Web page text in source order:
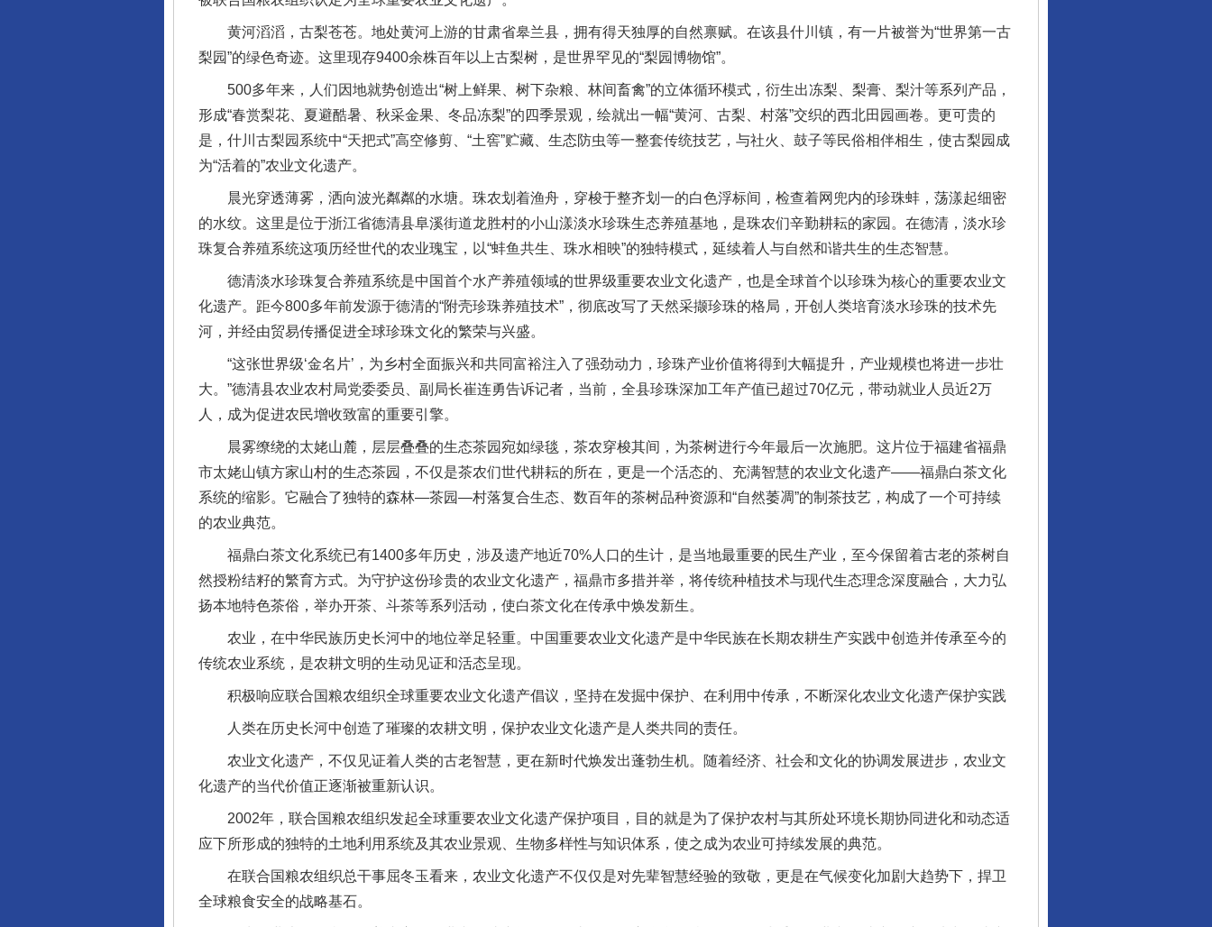
黄河滔滔，古梨苍苍。地处黄河上游的甘肃省皋兰县，拥有得天独厚的自然禀赋。在该县什川镇，有一片被誉为“世界第一古
梨园”的绿色奇迹。这里现存9400余株百年以上古梨树，是世界罕见的“梨园博物馆”。
500多年来，人们因地就势创造出“树上鲜果、树下杂粮、林间畜禽”的立体循环模式，衍生出冻梨、梨膏、梨汁等系列产品，
形成“春赏梨花、夏避酷暑、秋采金果、冬品冻梨”的四季景观，绘就出一幅“黄河、古梨、村落”交织的西北田园画卷。更可贵的
是，什川古梨园系统中“天把式”高空修剪、“土窖”贮藏、生态防虫等一整套传统技艺，与社火、鼓子等民俗相伴相生，使古梨园成
为“活着的”农业文化遗产。
晨光穿透薄雾，洒向波光粼粼的水塘。珠农划着渔舟，穿梭于整齐划一的白色浮标间，检查着网兜内的珍珠蚌，荡漾起细密
的水纹。这里是位于浙江省德清县阜溪街道龙胜村的小山漾淡水珍珠生态养殖基地，是珠农们辛勤耕耘的家园。在德清，淡水珍
珠复合养殖系统这项历经世代的农业瑰宝，以“蚌鱼共生、珠水相映”的独特模式，延续着人与自然和谐共生的生态智慧。
德清淡水珍珠复合养殖系统是中国首个水产养殖领域的世界级重要农业文化遗产，也是全球首个以珍珠为核心的重要农业文
化遗产。距今800多年前发源于德清的“附壳珍珠养殖技术”，彻底改写了天然采撷珍珠的格局，开创人类培育淡水珍珠的技术先
河，并经由贸易传播促进全球珍珠文化的繁荣与兴盛。
“这张世界级‘金名片’，为乡村全面振兴和共同富裕注入了强劲动力，珍珠产业价值将得到大幅提升，产业规模也将进一步壮
大。”德清县农业农村局党委委员、副局长崔连勇告诉记者，当前，全县珍珠深加工年产值已超过70亿元，带动就业人员近2万
人，成为促进农民增收致富的重要引擎。
晨雾缭绕的太姥山麓，层层叠叠的生态茶园宛如绿毯，茶农穿梭其间，为茶树进行今年最后一次施肥。这片位于福建省福鼎
市太姥山镇方家山村的生态茶园，不仅是茶农们世代耕耘的所在，更是一个活态的、充满智慧的农业文化遗产——福鼎白茶文化
系统的缩影。它融合了独特的森林—茶园—村落复合生态、数百年的茶树品种资源和“自然萎凋”的制茶技艺，构成了一个可持续
的农业典范。
福鼎白茶文化系统已有1400多年历史，涉及遗产地近70%人口的生计，是当地最重要的民生产业，至今保留着古老的茶树自
然授粉结籽的繁育方式。为守护这份珍贵的农业文化遗产，福鼎市多措并举，将传统种植技术与现代生态理念深度融合，大力弘
扬本地特色茶俗，举办开茶、斗茶等系列活动，使白茶文化在传承中焕发新生。
农业，在中华民族历史长河中的地位举足轻重。中国重要农业文化遗产是中华民族在长期农耕生产实践中创造并传承至今的
传统农业系统，是农耕文明的生动见证和活态呈现。
积极响应联合国粮农组织全球重要农业文化遗产倡议，坚持在发掘中保护、在利用中传承，不断深化农业文化遗产保护实践
人类在历史长河中创造了璀璨的农耕文明，保护农业文化遗产是人类共同的责任。
农业文化遗产，不仅见证着人类的古老智慧，更在新时代焕发出蓬勃生机。随着经济、社会和文化的协调发展进步，农业文
化遗产的当代价值正逐渐被重新认识。
2002年，联合国粮农组织发起全球重要农业文化遗产保护项目，目的就是为了保护农村与其所处环境长期协同进化和动态适
应下所形成的独特的土地利用系统及其农业景观、生物多样性与知识体系，使之成为农业可持续发展的典范。
在联合国粮农组织总干事屈冬玉看来，农业文化遗产不仅仅是对先辈智慧经验的致敬，更是在气候变化加剧大趋势下，捍卫
全球粮食安全的战略基石。